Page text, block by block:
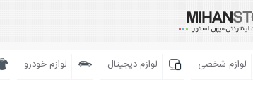
لوازم شخصی لوازم دیجیتال لوازم خودرو